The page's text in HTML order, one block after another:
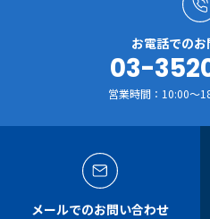
お電話での
03-
営業時間：10:00～
メールでのお問い合わせ